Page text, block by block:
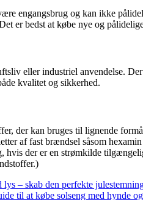
engangsbrug og kan ikke
er bedst at købe nye og
eller industriel anvendelse.
kvalitet og sikkerhed.
der kan bruges til lignende
af fast brændsel såsom
der er en strømkilde
lys – skab den perfekte
til at købe solseng med hynde